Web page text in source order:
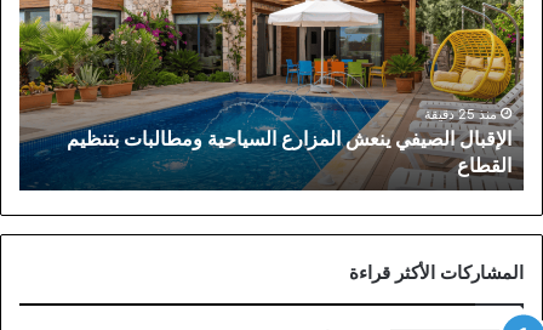
المزارع
السياحية
ومطالبات
بتنظيم
القطاع
منذ 25 دقيقة
الإقبال الصيفي ينعش المزارع السياحية ومطالبات بتنظيم
القطاع
المشاركات الأكثر قراءة